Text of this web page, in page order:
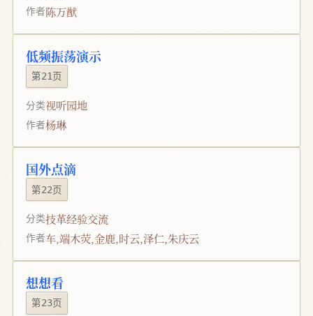
作者陈万猷
低频振荡演示
第21页
分类视听园地
作者杨琳
国外点滴
第22页
分类技革经验交流
作者车,端木荧,金鹿,时云,泽仁,朱庆云
想想看
第23页